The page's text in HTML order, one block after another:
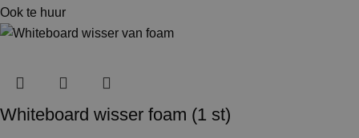
Ook te huur
Whiteboard wisser foam (1 st)